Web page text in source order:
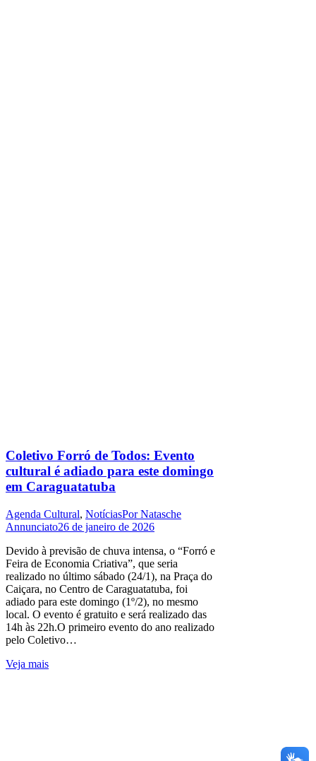
Coletivo Forró de Todos: Evento
cultural é adiado para este domingo
em Caraguatatuba
Agenda Cultural, NotíciasPorNatasche
Annunciato26 de janeiro de 2026
Devido à previsão de chuva intensa, o “Forró e
Feira de Economia Criativa”, que seria
realizado no último sábado (24/1), na Praça do
Caiçara, no Centro de Caraguatatuba, foi
adiado para este domingo (1º/2), no mesmo
local. O evento é gratuito e será realizado das
14h às 22h.O primeiro evento do ano realizado
pelo Coletivo…
Veja mais